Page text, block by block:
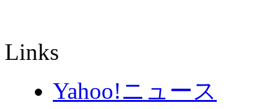
Links
Yahoo!ニュース